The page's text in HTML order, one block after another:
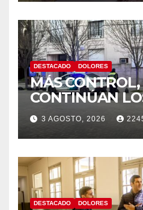
DESTACADO DOLORES
MÁS
CONTINÚAN
OPERATIVOS
DE TRÁNSITO
3 AGOSTO, 2026
DESTACADO DOLORES